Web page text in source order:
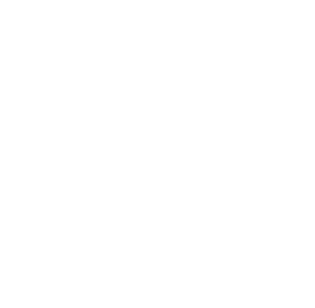
Kupfer-Beschichtung, Hot-
Schlagmaschine und